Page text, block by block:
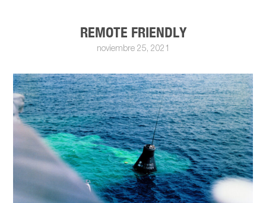
REMOTE FRIENDLY
noviembre 25, 2021